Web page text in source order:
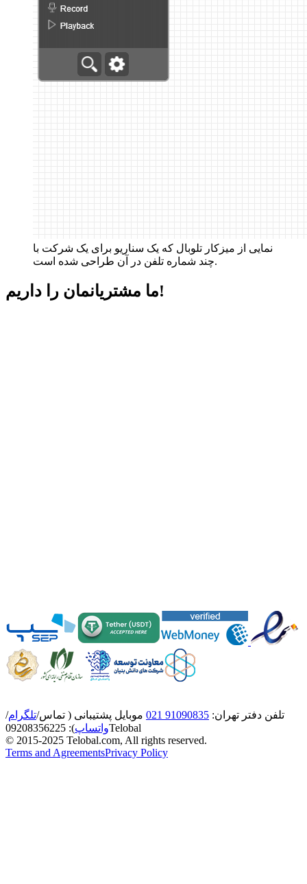
نمایی از میزکار تلوبال که یک سناریو برای یک شرکت با
چند شماره تلفن در آن طراحی شده است.
ما مشتریانمان راداریم!
تلفن دفتر تهران: 91090835 021 موبایل پشتیبانی ( تماس/تلگرام/
واتساپ):
09208356225
Telobal
© 2015-2025 Telobal.com, All rights reserved.
Terms and AgreementsPrivacy Policy